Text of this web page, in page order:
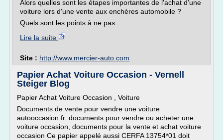
Alors quelles sont les étapes importantes de l'achat d'une
voiture lors d'une vente aux enchères automobile ?
Quels sont les points à ne pas...
Lire la suite
Site : http://www.mercier-auto.com
Papier Achat Voiture Occasion - Vernell
Steiger Blog
Papier Achat Voiture Occasion , Voiture
Documents de vente pour vendre une voiture
autooccasion.fr. documents pour vendre ou acheter une
voiture occasion, documents pour la vente et achat voiture
occasion Ce papier appelé aussi CERFA 13754*01 doit